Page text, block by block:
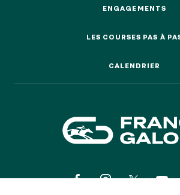
ENGAGEMENTS
LES COURSES PAS À
CALENDRIER